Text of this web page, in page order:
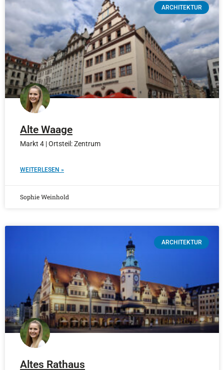
ARCHITEKTUR
Alte Waage
Markt 4 | Ortsteil: Zentrum
WEITERLESEN »
Sophie Weinhold
ARCHITEKTUR
Altes Rathaus